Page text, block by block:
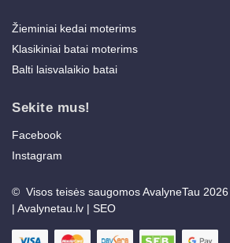
Žieminiai kedai moterims
Klasikiniai batai moterims
Balti laisvalaikio batai
Sekite mus!
Facebook
Instagram
© Visos teisės saugomos AvalyneTau 2026
| Avalynetau.lv | SEO